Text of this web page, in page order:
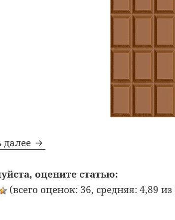
далее Оптическая иллюзия:
оцените статью:
(всего оценок: 36, средняя: 4,89 из